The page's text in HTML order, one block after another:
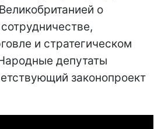
о
и стратегическом
депутаты
законопроект